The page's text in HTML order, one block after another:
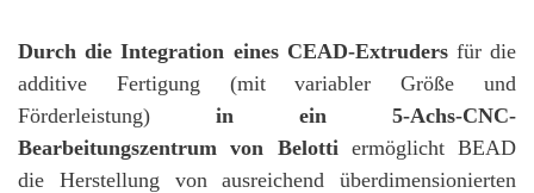
Durch die Integration eines CEAD-Extrudersfür die
additive Fertigung (mit variabler Größe und
Förderleistung) in ein 5-Achs-CNC-
Bearbeitungszentrum von Belotti ermöglicht BEAD
die Herstellung von ausreichend überdimensionierten